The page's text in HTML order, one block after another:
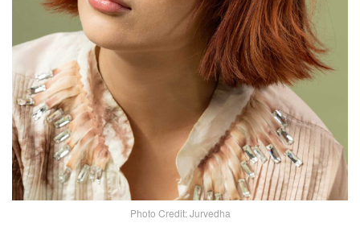
Photo Credit: Jurvedha